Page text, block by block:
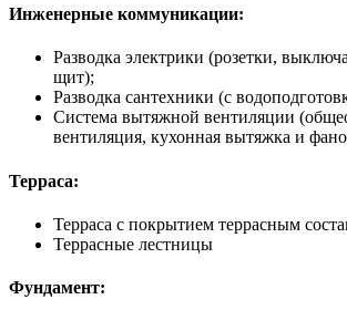
Инженерные коммуникации:
Разводка электрики (розетки,
щит);
Разводка сантехники (с
Система вытяжной вентиляции
вентиляция, кухонная вытяжка и
Терраса:
Терраса с покрытием террасным
Террасные лестницы
Фундамент: